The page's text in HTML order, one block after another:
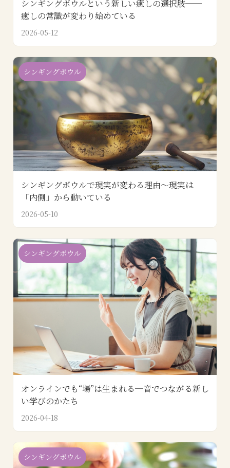
シンギングボウルという新しい癒しの選択肢──
癒しの常識が変わり始めている
2026-05-12
シンギングボウル
シンギングボウルで現実が変わる理由～現実は
「内側」から動いている
2026-05-10
シンギングボウル
オンラインでも“場”は生まれる─音でつながる新し
い学びのかたち
2026-04-18
シンギングボウル